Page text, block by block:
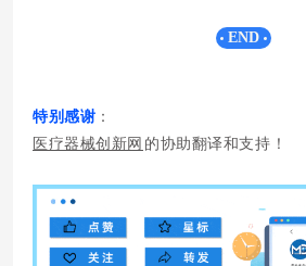
END
特别感谢 ：
医疗器械创新网 的协助翻译和支持！